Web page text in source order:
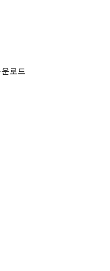
로드